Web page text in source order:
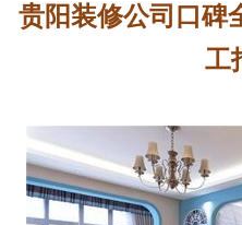
贵阳装修公司口碑
工